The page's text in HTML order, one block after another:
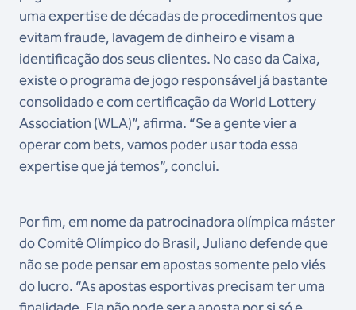
uma expertise de décadas de procedimentos que
evitam fraude, lavagem de dinheiro e visam a
identificação dos seus clientes. No caso da Caixa,
existe o programa de jogo responsável já bastante
consolidado e com certificação da World Lottery
Association (WLA)”, afirma. “Se a gente vier a
operar com bets, vamos poder usar toda essa
expertise que já temos”, conclui.
Por fim, em nome da patrocinadora olímpica máster
do Comitê Olímpico do Brasil, Juliano defende que
não se pode pensar em apostas somente pelo viés
do lucro. “As apostas esportivas precisam ter uma